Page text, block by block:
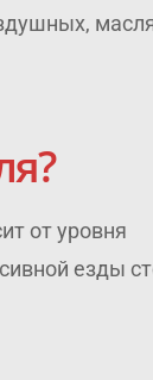
от уровня
езды